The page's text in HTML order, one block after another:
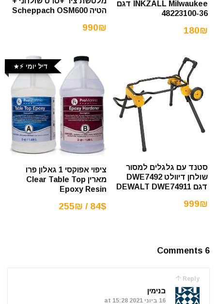
INKZALL Milwaukee דגם
48223100-36
180₪
הטיה Scheppach OSM600
990₪
סטנד עם גלגלים למסור
שולחן דיוולט DWE7492
דגם DEWALT DWE74911
999₪
דיל יומי ⚡️
ציפוי אפוקסי 1 גאלון פרו
מארין Clear Table Top
Epoxy Resin
84$ / 255₪
6 Comments
Reply
בנימין
16 ביוני 2021 at 15:28